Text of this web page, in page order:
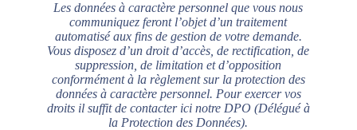
Les données à caractère personnel que vous nous
communiquez feront l’objet d’un traitement
automatisé aux fins de gestion de votre demande.
Vous disposez d’un droit d’accès, de rectification, de
suppression, de limitation et d’opposition
conformément à la règlement sur la protection des
données à caractère personnel. Pour exercer vos
droits il suffit de contacter ici notre DPO (Délégué à
la Protection des Données).